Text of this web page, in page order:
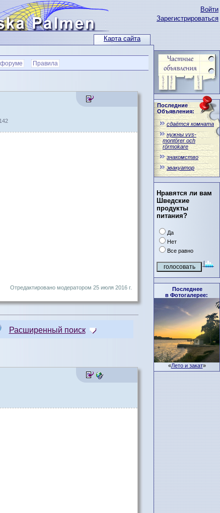
Карта сайта
Войти
Зарегистрироваться
Последние
Объявления:
сдаётся комната
нужны vvs-
montörer och
rörmokare
знакомство
эвакуатор
Нравятся ли вам
Шведские
продукты
питания?
Да
Нет
Все равно
Последнее
в Фотогалерее:
«Лето и закат»
Правила
Отредактировано модератором 25 июля 2016 г.
Расширенный поиск